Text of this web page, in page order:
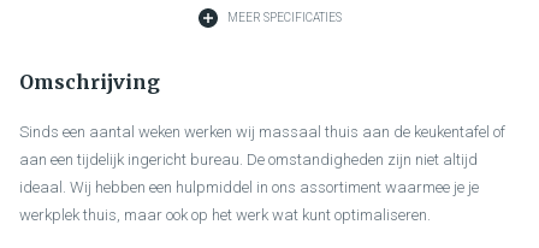
MEER SPECIFICATIES
Omschrijving
Sinds een aantal weken werken wij massaal thuis aan de keukentafel of
aan een tijdelijk ingericht bureau. De omstandigheden zijn niet altijd
ideaal. Wij hebben een hulpmiddel in ons assortiment waarmee je je
werkplek thuis, maar ook op het werk wat kunt optimaliseren.